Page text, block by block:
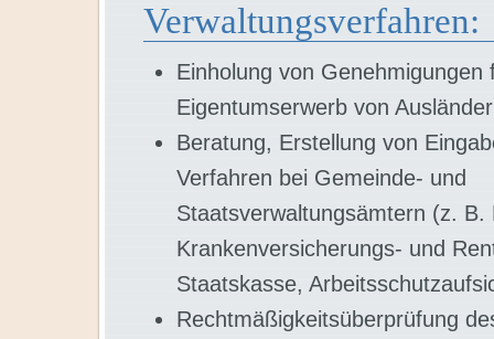
Verwaltungsverfahren:
Einholung von Genehmigungen
Eigentumserwerb von
Beratung, Erstellung von
Verfahren bei Gemeinde- und
Staatsverwaltungsämtern (z. B.
Krankenversicherungs- und
Staatskasse,
Rechtmäßigkeitsüberprüfung